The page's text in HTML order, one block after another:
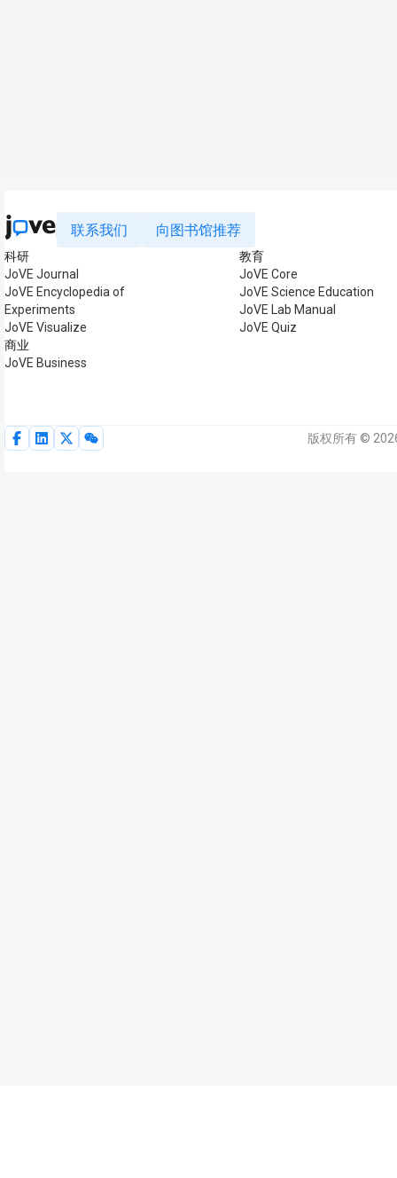
联系我们 向图书馆推荐
科研
JoVE Journal
JoVE Encyclopedia of
Experiments
JoVE Visualize
商业
JoVE Business
教育
JoVE Core
JoVE Science Education
JoVE Lab Manual
JoVE Quiz
版权所有 ©